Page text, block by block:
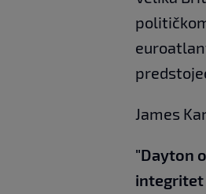
James
"Dayton
integritet